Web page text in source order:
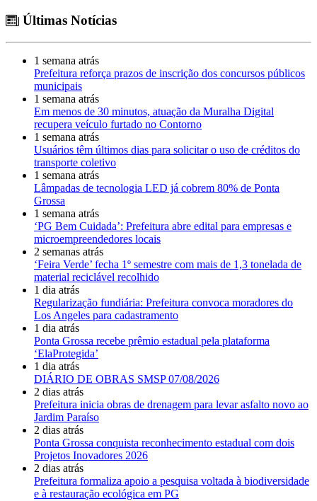
Últimas Notícias
1 semana atrás
Prefeitura reforça prazos de inscrição dos concursos públicos
municipais
1 semana atrás
Em menos de 30 minutos, atuação da Muralha Digital
recupera veículo furtado no Contorno
1 semana atrás
Usuários têm últimos dias para solicitar o uso de créditos do
transporte coletivo
1 semana atrás
Lâmpadas de tecnologia LED já cobrem 80% de Ponta
Grossa
1 semana atrás
‘PG Bem Cuidada’: Prefeitura abre edital para empresas e
microempreendedores locais
2 semanas atrás
‘Feira Verde’ fecha 1º semestre com mais de 1,3 tonelada de
material reciclável recolhido
1 dia atrás
Regularização fundiária: Prefeitura convoca moradores do
Los Angeles para cadastramento
1 dia atrás
Ponta Grossa recebe prêmio estadual pela plataforma
‘ElaProtegida’
1 dia atrás
DIÁRIO DE OBRAS SMSP 07/08/2026
2 dias atrás
Prefeitura inicia obras de drenagem para levar asfalto novo ao
Jardim Paraíso
2 dias atrás
Ponta Grossa conquista reconhecimento estadual com dois
Projetos Inovadores 2026
2 dias atrás
Prefeitura formaliza apoio a pesquisa voltada à biodiversidade
e à restauração ecológica em PG